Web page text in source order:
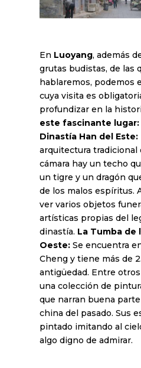
En Luoyang, además
grutas budistas, de las
hablaremos, podemos
cuya visita es
profundizar en la
este fascinante lugar:
Dinastía Han del Este:
arquitectura tradicional
cámara hay un techo
un tigre y un dragón
de los malos espíritus.
ver varios objetos
artísticas propias del
dinastía. La Tumba de
Oeste: Se encuentra
Cheng y tiene más de
antigüedad. Entre
una colección de
que narran buena
china del pasado. Sus
pintado imitando al
algo digno de admirar.